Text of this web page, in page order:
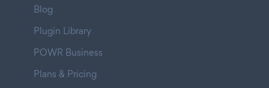
Blog
Plugin Library
POWR Business
Plans & Pricing